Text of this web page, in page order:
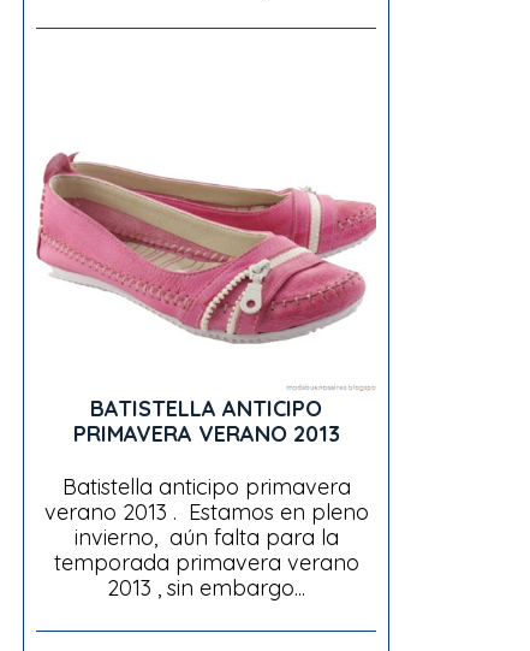
BATISTELLA ANTICIPO
PRIMAVERA VERANO 2013
Batistella anticipo primavera
verano 2013 . Estamos en pleno
invierno, aún falta para la
temporada primavera verano
2013 , sin embargo...